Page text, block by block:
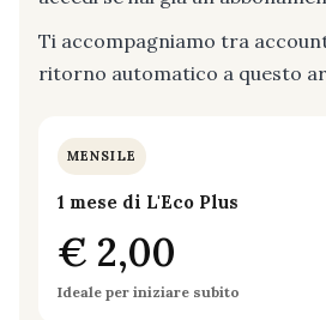
Ti accompagniamo tra
ritorno automatico a questo
MENSILE
1 mese di L'Eco Plus
€ 2,00
Ideale per iniziare subito